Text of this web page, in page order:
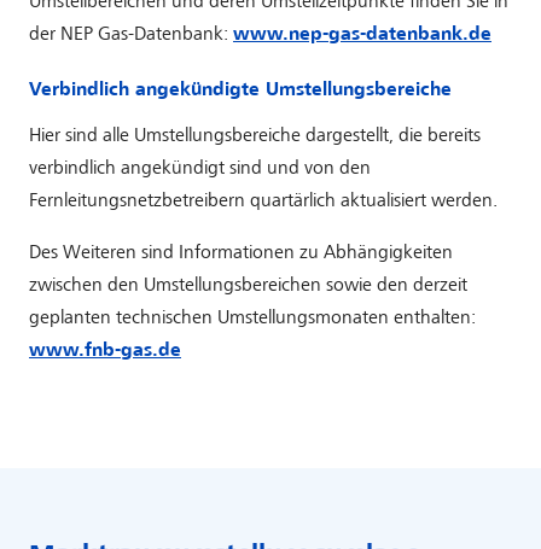
der NEP Gas-Datenbank: www.nep-gas-datenbank.de
Verbindlich angekündigte Umstellungsbereiche
Hier sind alle Umstellungsbereiche dargestellt, die bereits
verbindlich angekündigt sind und von den
Fernleitungsnetzbetreibern quartärlich aktualisiert werden.
Des Weiteren sind Informationen zu Abhängigkeiten
zwischen den Umstellungsbereichen sowie den derzeit
geplanten technischen Umstellungsmonaten enthalten:
www.fnb-gas.de